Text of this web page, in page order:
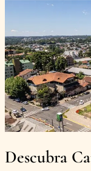
Descubra